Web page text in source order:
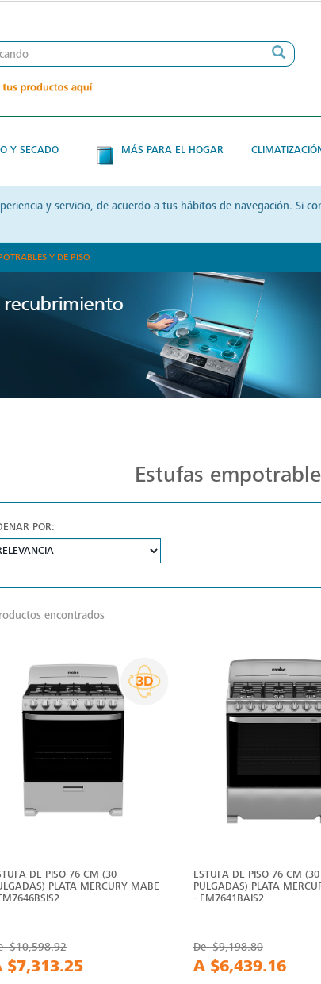
Y SECADO MÁS PARA EL HOGAR
y servicio, de acuerdo a tus hábitos de navegación. Si
Y DE PISO
Estufas
POR:
encontrados
DE PISO 76 CM (30
PLATA MERCURY MABE
$10,598.92
$7,313.25
ESTUFA DE PISO 76 CM (30
PULGADAS) PLATA
- EM7641BAIS2
De$9,198.80
A $6,439.16